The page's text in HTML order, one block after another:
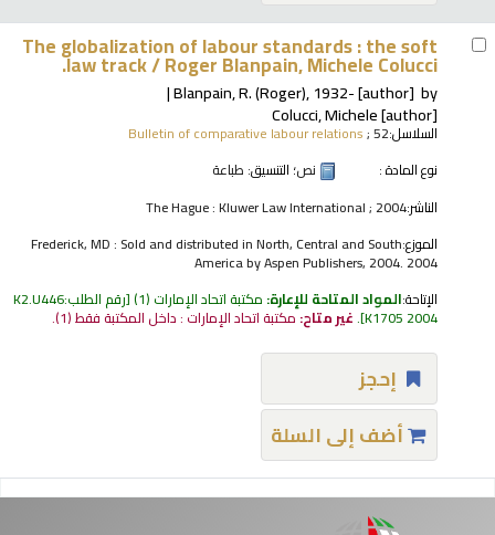
The globalization of labour standards : the soft
law track /Roger Blanpain, Michele Colucci.
by
Blanpain, R. (Roger), 1932-[author]
Colucci, Michele[author]
السلاسل: Bulletin of comparative labour relations; 52
نوع المادة :
نص؛ التنسيق: طباعة
الناشر:The Hague : Kluwer Law International ; 2004
الموزع:Frederick, MD : Sold and distributed in North, Central and South
America by Aspen Publishers, 2004. 2004
الإتاحة:المواد المتاحة للإعارة: مكتبة اتحاد الإمارات (1) رقم الطلب:K2.U446
K1705 2004
.غير متاح:مكتبة اتحاد الإمارات : داخل المكتبة فقط(1).
إحجز
أضف إلى السلة